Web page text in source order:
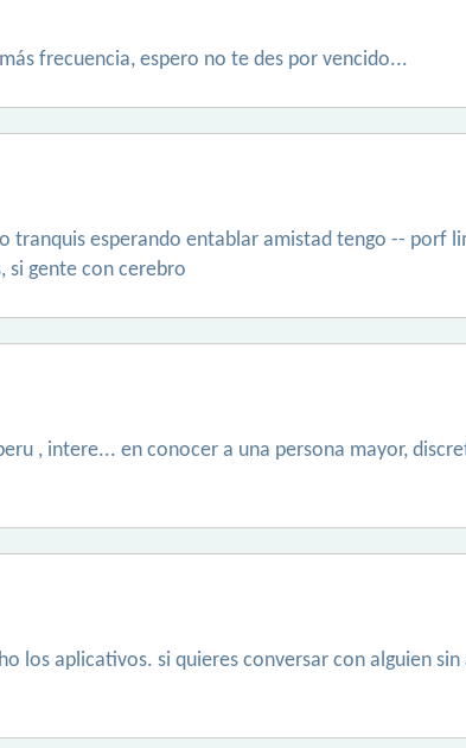
frecuencia, espero no te des por vencido...
tranquis esperando entablar amistad tengo -- porf
si gente con cerebro
, intere... en conocer a una persona mayor,
los aplicativos. si quieres conversar con alguien